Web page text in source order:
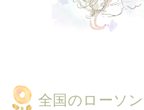
全国のローソン